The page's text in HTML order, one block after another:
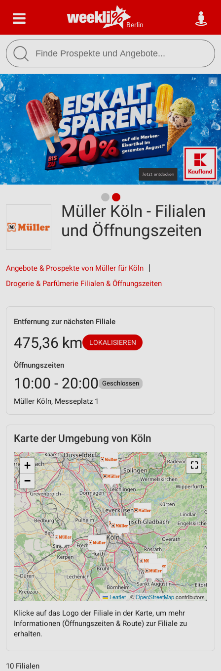
Berlin
Müller Köln - Filialen
und Öffnungszeiten
Angebote & Prospekte von Müller für Köln
Drogerie & Parfümerie Filialen & Öffnungszeiten
Entfernung zur nächsten Filiale
475,36 km LOKALISIEREN
Öffnungszeiten
10:00 - 20:00 Geschlossen
Müller Köln, Messeplatz 1
Karte der Umgebung von Köln
⛶
+
−
Leaflet |©OpenStreetMapcontributors
Klicke auf das Logo der Filiale in der Karte, um mehr
Informationen (Öffnungszeiten & Route) zur Filiale zu
erhalten.
10 Filialen